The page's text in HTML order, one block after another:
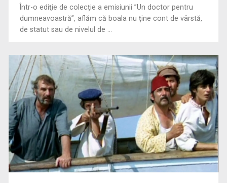
oameni, resurse și ...
„Revoluția americană”, un documentar-eveniment în
premieră la TVR INFO, de ...
Într-o ediţie de colecție a emisiunii ”Un doctor pentru
dumneavoastră”, aflăm că boala nu ține cont de vârstă,
de statut sau de nivelul de ...